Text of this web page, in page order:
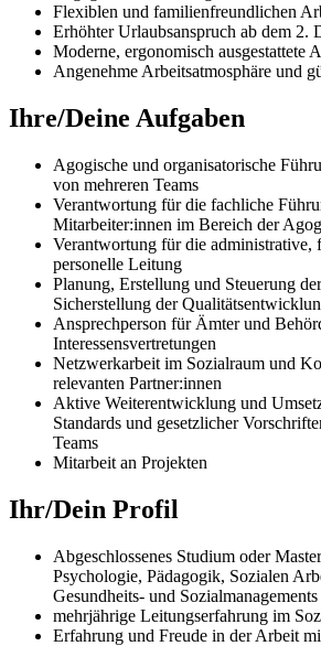
Flexiblen und familienfreundlichen
Erhöhter Urlaubsanspruch ab dem 2.
Moderne, ergonomisch ausgestattete
Angenehme Arbeitsatmosphäre und
Ihre/Deine Aufgaben
Agogische und organisatorische
von mehreren Teams
Verantwortung für die fachliche
Mitarbeiter:innen im Bereich der
Verantwortung für die administrative,
personelle Leitung
Planung, Erstellung und Steuerung
Sicherstellung der
Ansprechperson für Ämter und
Interessensvertretungen
Netzwerkarbeit im Sozialraum und
relevanten Partner:innen
Aktive Weiterentwicklung und
Standards und gesetzlicher
Teams
Mitarbeit an Projekten
Ihr/Dein Profil
Abgeschlossenes Studium oder
Psychologie, Pädagogik, Sozialen
Gesundheits- und Sozialmanagements
mehrjährige Leitungserfahrung im
Erfahrung und Freude in der Arbeit